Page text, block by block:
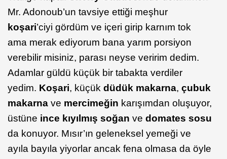
Mr. Adonoub’un tavsiye ettiği meşhur
koşari’ciyi gördüm ve içeri girip karnım tok
ama merak ediyorum bana yarım porsiyon
verebilir misiniz, parası neyse veririm dedim.
Adamlar güldü küçük bir tabakta verdiler
yedim. Koşari, küçük düdük makarna, çubuk
makarna ve mercimeğin karışımdan oluşuyor,
üstüne ince kıyılmış soğan ve domates sosu
da konuyor. Mısır’ın geleneksel yemeği ve
ayıla bayıla yiyorlar ancak fena olmasa da öyle